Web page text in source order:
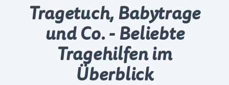
Tragetuch, Babytrage
und Co. - Beliebte
Tragehilfen im
Überblick